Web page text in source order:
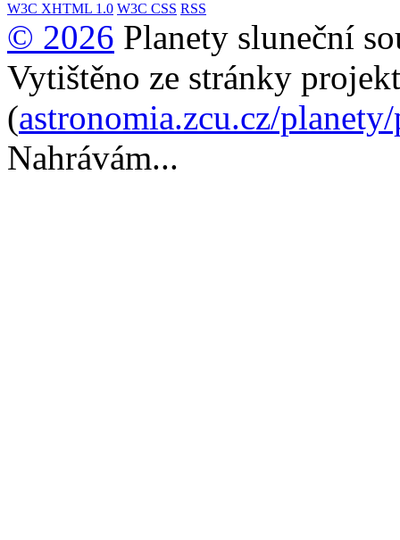
W3C XHTML 1.0 W3C CSS RSS
© 2026 Planety sluneční
Vytištěno ze stránky
(astronomia.zcu.cz/
Nahrávám...